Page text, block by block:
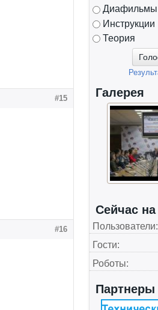
#15
#16
Диафильмы
Инструкции
Теория
Галерея
Сейчас на
Пользователи:
Гости:
Роботы:
Партнеры